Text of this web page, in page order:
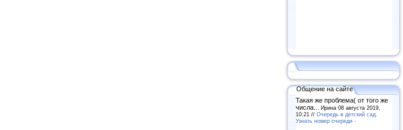
Общение на сайте
Такая же проблема( от того же
числа... Ирина 08 августа 2019,
10:21 // Очередь в детский сад.
Узнать номер очереди -